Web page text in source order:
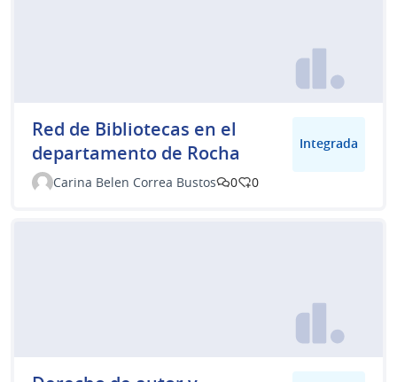
Red de Bibliotecas en el
departamento de Rocha
Integrada
Carina Belen Correa Bustos 0 0